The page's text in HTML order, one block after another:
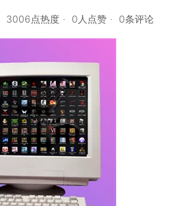
3006点热度 0人点赞 0条评论